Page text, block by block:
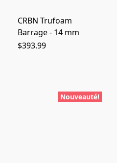
CRBN Trufoam
Barrage - 14 mm
$393.99
Nouveauté!